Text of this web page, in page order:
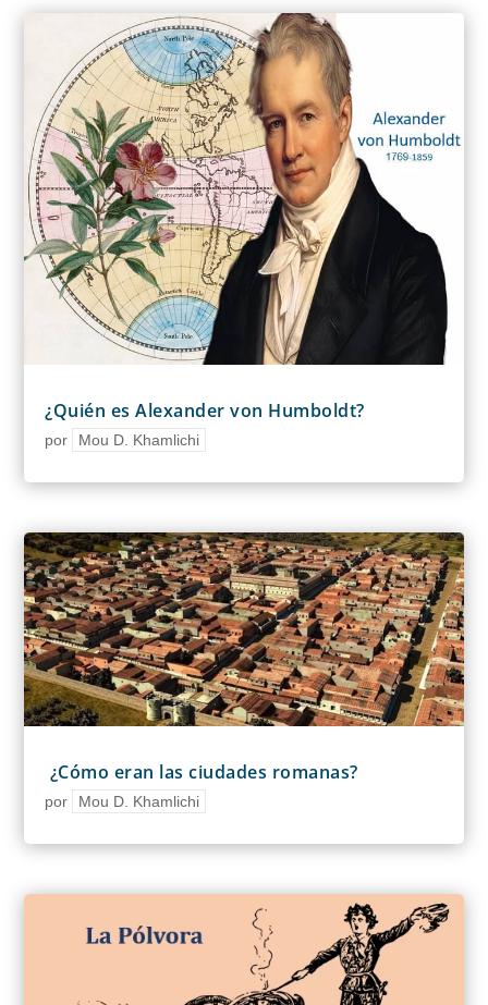
¿Quién es Alexander von Humboldt?
por Mou D. Khamlichi
¿Cómo eran las ciudades romanas?
por Mou D. Khamlichi